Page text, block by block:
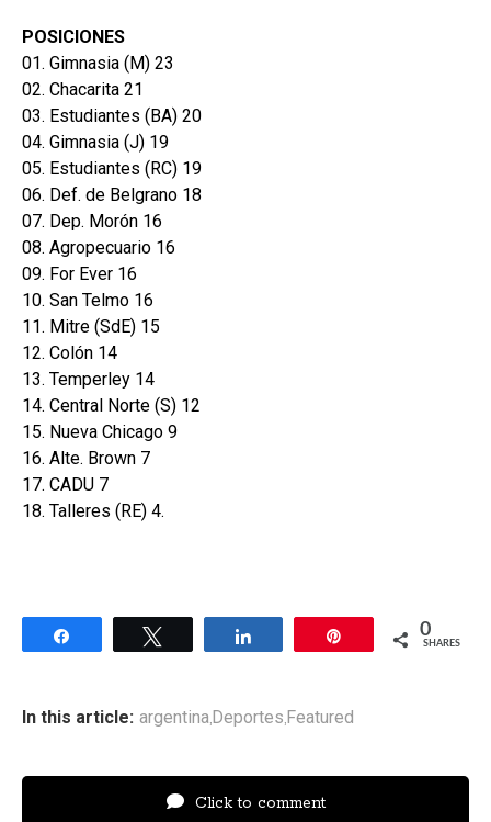
POSICIONES
01. Gimnasia (M) 23
02. Chacarita 21
03. Estudiantes (BA) 20
04. Gimnasia (J) 19
05. Estudiantes (RC) 19
06. Def. de Belgrano 18
07. Dep. Morón 16
08. Agropecuario 16
09. For Ever 16
10. San Telmo 16
11. Mitre (SdE) 15
12. Colón 14
13. Temperley 14
14. Central Norte (S) 12
15. Nueva Chicago 9
16. Alte. Brown 7
17. CADU 7
18. Talleres (RE) 4.
0
SHARES
In this article: argentina,Deportes,Featured
Click to comment